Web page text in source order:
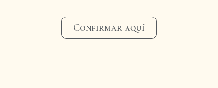
Confirmar aquí